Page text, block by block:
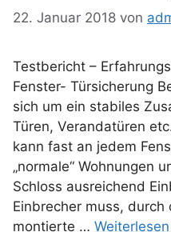
22. Januar 2018 von
Testbericht –
Fenster- Türsicherung
sich um ein stabiles
Türen, Verandatüren
kann fast an jedem
„normale“ Wohnungen
Schloss ausreichend
Einbrecher muss,
montierte …